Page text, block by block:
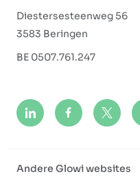
Diestersesteenweg 56
3583 Beringen
BE 0507.761.247
Andere Glowi websites